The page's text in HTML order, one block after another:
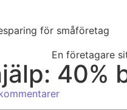
för småföretag
40%